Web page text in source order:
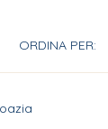
ORDINA PER: